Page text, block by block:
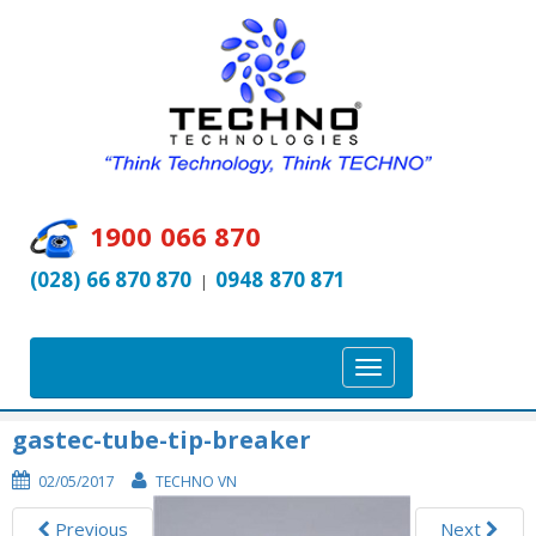
1900 066 870
(028) 66 870 870 | 0948 870 871
T
o
l
gastec-tube-tip-breaker
02/05/2017 TECHNO VN
Previous Next